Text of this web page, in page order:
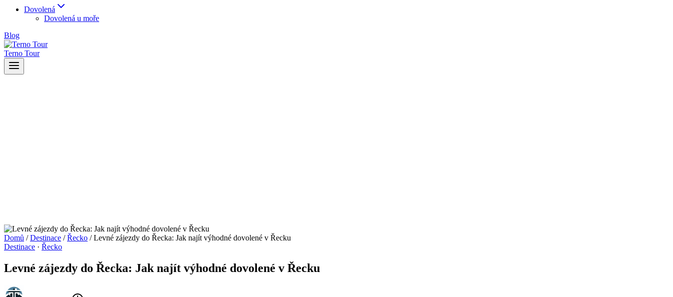
Dovolená
Dovolená u moře
Blog
Terno Tour
Domů / Destinace / Řecko / Levné zájezdy do Řecka: Jak najít výhodné dovolené v Řecku
Destinace · Řecko
Levné zájezdy do Řecka: Jak najít výhodné dovolené v Řecku